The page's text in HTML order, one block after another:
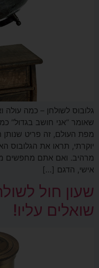
גלובוס לשולחן – כמה עולה
שאומר “אני חושב בגדול”
מפת העולם, זה פריט
יוקרתי, תראו את הגלובוס
מרהיב. ואם אתם מחפשים
אישי, הדגם […]
שעון חול
שואלים עליו!